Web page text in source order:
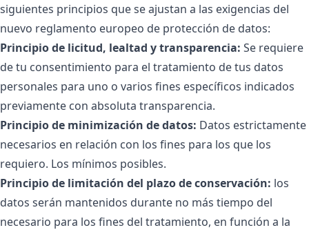
siguientes principios que se ajustan a las exigencias del
nuevo reglamento europeo de protección de datos:
Principio de licitud, lealtad y transparencia: Se requiere
de tu consentimiento para el tratamiento de tus datos
personales para uno o varios fines específicos indicados
previamente con absoluta transparencia.
Principio de minimización de datos: Datos estrictamente
necesarios en relación con los fines para los que los
requiero. Los mínimos posibles.
Principio de limitación del plazo de conservación: los
datos serán mantenidos durante no más tiempo del
necesario para los fines del tratamiento, en función a la